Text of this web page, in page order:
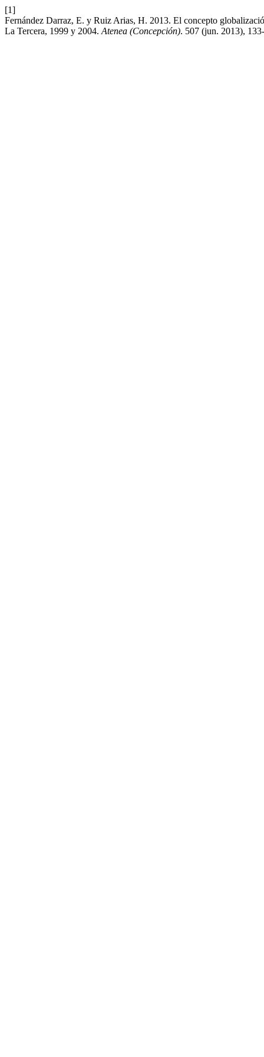
[1]
Fernández Darraz, E. y Ruiz Arias, H. 2013. El concepto
La Tercera, 1999 y 2004. Atenea (Concepción). 507 (jun. 2013),